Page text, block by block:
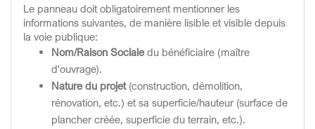
Le panneau doit obligatoirement mentionner les
informations suivantes, de manière lisible et visible depuis
la voie publique:
Nom/Raison Socialedu bénéficiaire (maître
d'ouvrage).
Nature du projet(construction, démolition,
rénovation, etc.) et sa superficie/hauteur (surface de
plancher créée, superficie du terrain, etc.).